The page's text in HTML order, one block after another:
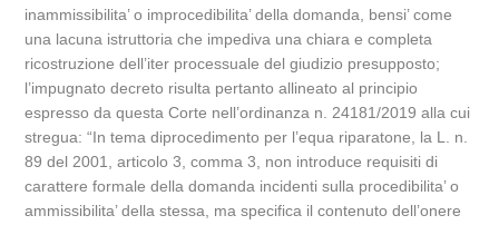
inammissibilita’ o improcedibilita’ della domanda, bensi’ come
una lacuna istruttoria che impediva una chiara e completa
ricostruzione dell’iter processuale del giudizio presupposto;
l’impugnato decreto risulta pertanto allineato al principio
espresso da questa Corte nell’ordinanza n. 24181/2019 alla cui
stregua: “In tema diprocedimento per l’equa riparatone, la L. n.
89 del 2001, articolo 3, comma 3, non introduce requisiti di
carattere formale della domanda incidenti sulla procedibilita’ o
ammissibilita’ della stessa, ma specifica il contenuto dell’onere